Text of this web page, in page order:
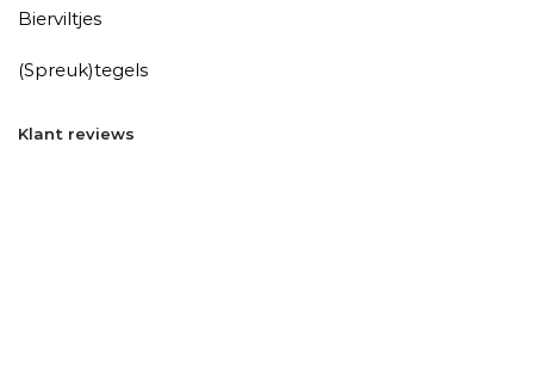
Bierviltjes
(Spreuk)tegels
Klant reviews